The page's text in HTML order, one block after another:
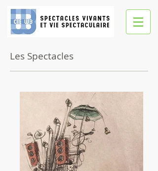
Les Spectacles